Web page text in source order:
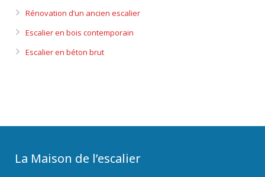
Rénovation d’un ancien escalier
Escalier en bois contemporain
Escalier en béton brut
La Maison de l’escalier